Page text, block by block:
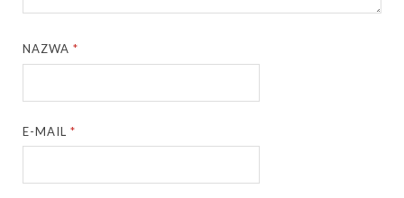
NAZWA*
E-MAIL*